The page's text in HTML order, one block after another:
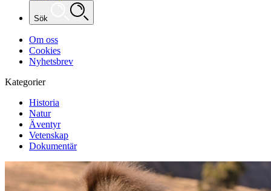
Sök
Om oss
Cookies
Nyhetsbrev
Kategorier
Historia
Natur
Äventyr
Vetenskap
Dokumentär